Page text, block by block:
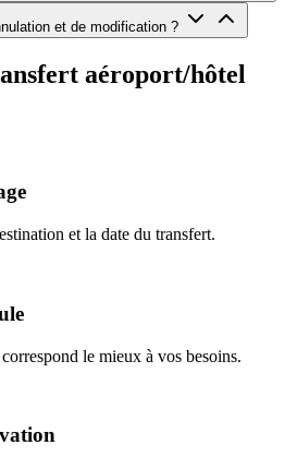
et de modification ?
aéroport/hôtel
et la date du transfert.
le mieux à vos besoins.